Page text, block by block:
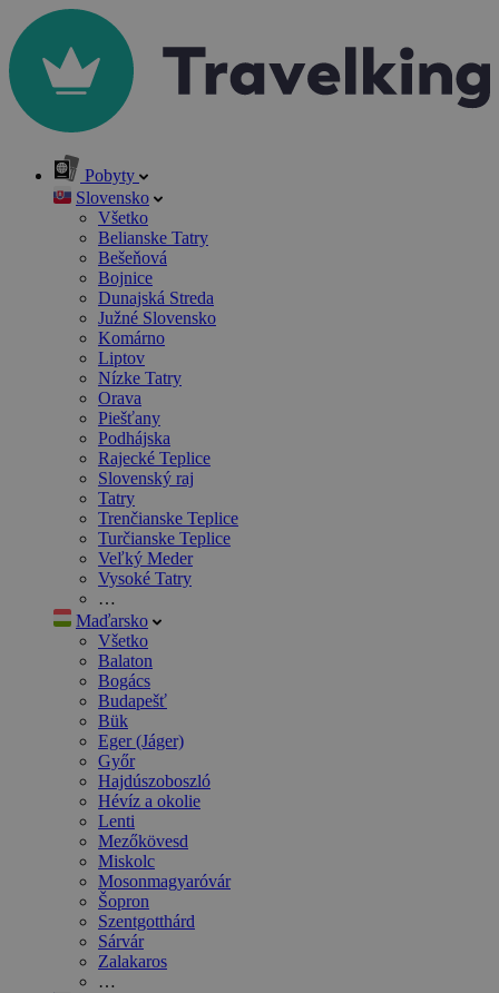
Pobyty
Slovensko
Všetko
Belianske Tatry
Bešeňová
Bojnice
Dunajská Streda
Južné Slovensko
Komárno
Liptov
Nízke Tatry
Orava
Piešťany
Podhájska
Rajecké Teplice
Slovenský raj
Tatry
Trenčianske Teplice
Turčianske Teplice
Veľký Meder
Vysoké Tatry
…
Maďarsko
Všetko
Balaton
Bogács
Budapešť
Bük
Eger (Jáger)
Győr
Hajdúszoboszló
Hévíz a okolie
Lenti
Mezőkövesd
Miskolc
Mosonmagyaróvár
Šopron
Szentgotthárd
Sárvár
Zalakaros
…